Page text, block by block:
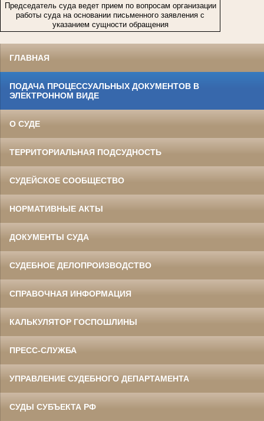
Председатель суда ведет прием по вопросам организации
работы суда на основании письменного заявления с
указанием сущности обращения
ГЛАВНАЯ
ПОДАЧА ПРОЦЕССУАЛЬНЫХ ДОКУМЕНТОВ В
ЭЛЕКТРОННОМ ВИДЕ
О СУДЕ
ТЕРРИТОРИАЛЬНАЯ ПОДСУДНОСТЬ
СУДЕЙСКОЕ СООБЩЕСТВО
НОРМАТИВНЫЕ АКТЫ
ДОКУМЕНТЫ СУДА
СУДЕБНОЕ ДЕЛОПРОИЗВОДСТВО
СПРАВОЧНАЯ ИНФОРМАЦИЯ
КАЛЬКУЛЯТОР ГОСПОШЛИНЫ
ПРЕСС-СЛУЖБА
УПРАВЛЕНИЕ СУДЕБНОГО ДЕПАРТАМЕНТА
СУДЫ СУБЪЕКТА РФ